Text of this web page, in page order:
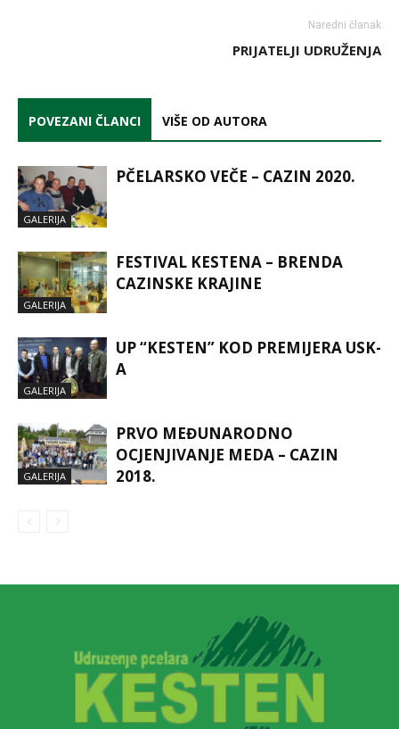
Naredni članak
PRIJATELJI UDRUŽENJA
POVEZANI ČLANCI VIŠE OD AUTORA
GALERIJA
PČELARSKO VEČE – CAZIN 2020.
GALERIJA
FESTIVAL KESTENA – BRENDA
CAZINSKE KRAJINE
GALERIJA
UP “KESTEN” KOD PREMIJERA USK-
A
GALERIJA
PRVO MEĐUNARODNO
OCJENJIVANJE MEDA – CAZIN
2018.